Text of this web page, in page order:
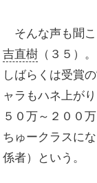
そんな声も聞
吉直樹 （３５）
しばらくは受賞
ャラもハネ上が
５０万～２００
ちゅークラスに
係者）という。